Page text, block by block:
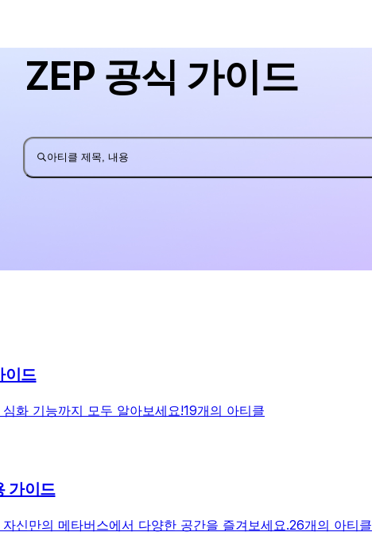
ZEP 공식 가이드
아티클 제목, 내용
이드
화 기능까지 모두 알아보세요!19개의 아티클
가이드
신만의 메타버스에서 다양한 공간을 즐겨보세요.26개의 아티클